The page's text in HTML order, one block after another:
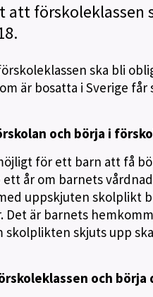
att
ska bli
är bosatta i Sverige
och börja i
för ett barn att få
år om barnets
uppskjuten
Det är barnets
skolplikten skjuts upp
och börja